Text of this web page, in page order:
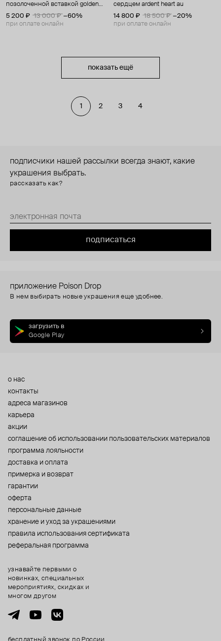
позолоченной вставкой golden
bageil black
5 200 ₽ 13 000 ₽ −60%
при оплате онлайн
сердцем ardent heart au
14 800 ₽
18 500 ₽ −20%
при оплате онлайн
показать ещё
1 2 3 4
подписчики нашей рассылки всегда знают, какие
украшения выбрать.
рассказать как?
подписаться
приложение Poison Drop
В нем выбирать новые украшения еще удобнее.
загрузить в
Google Play
о нас
контакты
адреса магазинов
карьера
акции
cоглашение об использовании пользовательских материалов
программа лояльности
доставка и оплата
примерка и возврат
гарантии
оферта
персональные данные
хранение и уход за украшениями
правила использования сертификата
реферальная программа
бесплатный звонок по России
узнавайте первыми о
новинках, специальных
мероприятиях, скидках и
многом другом